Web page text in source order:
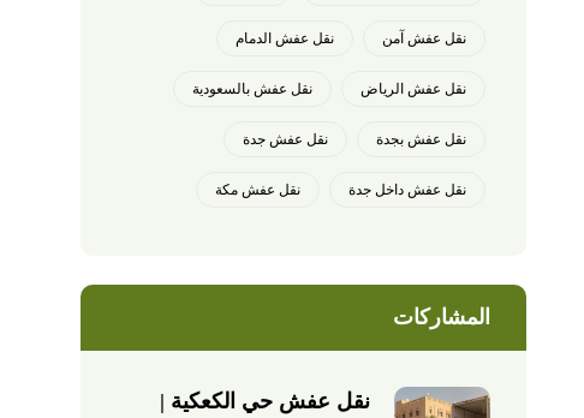
نقل عفش آمن نقل عفش الدمام
نقل عفش الرياض نقل عفش بالسعودية
نقل عفش بجدة نقل عفش جدة
نقل عفش داخل جدة نقل عفش مكة
المشاركات
نقل عفش حي الكعكية |